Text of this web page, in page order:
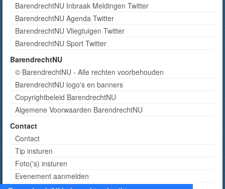
BarendrechtNU Inbraak Meldingen Twitter
BarendrechtNU Agenda Twitter
BarendrechtNU Vliegtuigen Twitter
BarendrechtNU Sport Twitter
BarendrechtNU
© BarendrechtNU - Alle rechten voorbehouden
BarendrechtNU logo's en banners
Copyrightbeleid BarendrechtNU
Algemene Voorwaarden BarendrechtNU
Contact
Contact
Tip insturen
Foto('s) insturen
Evenement aanmelden